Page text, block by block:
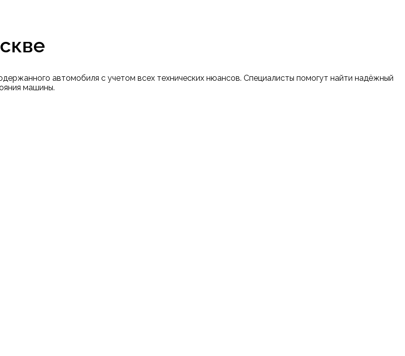
автомобиля с учетом всех технических нюансов. Специалисты помогут найти надёжный
машины.